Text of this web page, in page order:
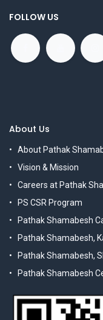
FOLLOW US
About Us
About Pathak
Vision & Mission
Careers at Pathak
PS CSR Program
Pathak Shamabesh
Pathak Shamabesh,
Pathak Shamabesh,
Pathak Shamabesh